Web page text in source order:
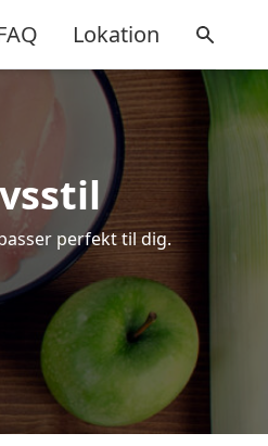
Lokation
perfekt til dig.